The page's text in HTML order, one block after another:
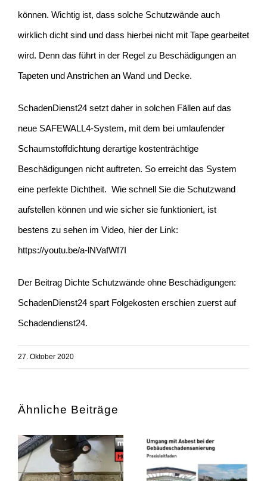
können. Wichtig ist, dass solche Schutzwände auch
wirklich dicht sind und dass hierbei nicht mit Tape gearbeitet
wird. Denn das führt in der Regel zu Beschädigungen an
Tapeten und Anstrichen an Wand und Decke.
SchadenDienst24 setzt daher in solchen Fällen auf das
neue SAFEWALL4-System, mit dem bei umlaufender
Schaumstoffdichtung derartige kostenträchtige
Beschädigungen nicht auftreten. So erreicht das System
eine perfekte Dichtheit. Wie schnell Sie die Schutzwand
aufstellen können und wie sicher sie funktioniert, ist
bestens zu sehen im Video, hier der Link:
https://youtu.be/a-lNVafWf7I
Der Beitrag Dichte Schutzwände ohne Beschädigungen:
SchadenDienst24 spart Folgekosten erschien zuerst auf
Schadendienst24.
27. Oktober 2020
Ähnliche Beiträge